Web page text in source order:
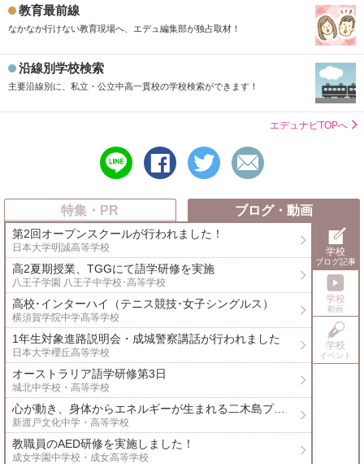
教育最前線
なかなか行けない教育現場へ、エデュ編集部が独占取材！
沿線別学校検索
主要沿線別に、私立・公立中高一貫校の学校検索ができます！
エデュナビTOPへ
line
で
る
シ
ェ
る
ツ
イ
す
る
メ
ー
で
送
特集・PR ブログ・動画
学校
ブログ記事
学校
動画
学校
イベント
第2回オープンスクールが行われました！
日本大学明誠高等学校
高2夏期授業、TGGにて語学研修を実施
八王子学園 八王子中学校･高等学校
高校･インターハイ（テニス競技･女子シングルス）
横須賀学院中学高等学校
1年生対象進路説明会・成城警察講話が行われました
日本大学櫻丘高等学校
オーストラリア語学研修第3日
城北中学校・高等学校
心が動き、身体からエネルギーが生まれる二木島プロジェクト〜地域が学校になる〜2日目
新渡戸文化中学・高等学校
教職員のAED研修を実施しました！
成女学園中学校・成女高等学校